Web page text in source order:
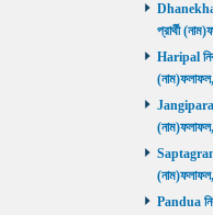
Dhanekhali
প্রার্থী
Haripal
Jangipara
Saptagram
Pandua